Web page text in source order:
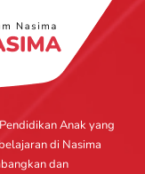
Anak yang
di Nasima
dan